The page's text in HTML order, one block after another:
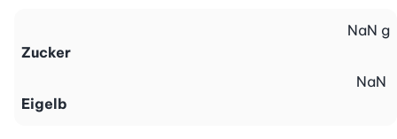
Zucker
NaN g
Eigelb
NaN